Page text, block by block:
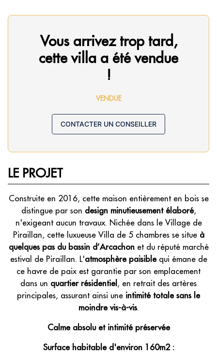
Vous arrivez trop tard,
cette villa a été vendue
!
VENDUE
CONTACTER UN CONSEILLER
LE PROJET
Construite en 2016, cette maison entièrement en bois se
distingue par son design minutieusement élaboré,
n'exigeant aucun travaux. Nichée dans le Village de
Piraillan, cette luxueuse Villa de 5 chambres se situe à
quelques pas du bassin d’Arcachonet du réputé marché
estival de Piraillan. L'atmosphère paisiblequi émane de
ce havre de paix est garantie par son emplacement
dans un quartier résidentiel , en retrait des artères
principales, assurant ainsi une intimité totale sans le
moindre vis-à-vis.
Calme absolu et intimité préservée
Surface habitable d'environ 160m2 :